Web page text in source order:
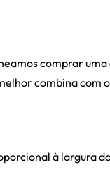
comprar uma
combina com
à largura